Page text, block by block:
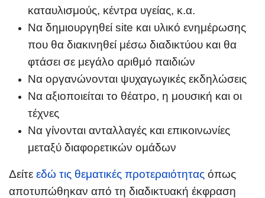
καταυλισμούς, κέντρα υγείας, κ.α.
Να δημιουργηθεί site και υλικό ενημέρωσης
που θα διακινηθεί μέσω διαδικτύου και θα
φτάσει σε μεγάλο αριθμό παιδιών
Να οργανώνονται ψυχαγωγικές εκδηλώσεις
Να αξιοποιείται το θέατρο, η μουσική και οι
τέχνες
Να γίνονται ανταλλαγές και επικοινωνίες
μεταξύ διαφορετικών ομάδων
Δείτε εδώ τις θεματικές προτεραιότητας όπως
αποτυπώθηκαν από τη διαδικτυακή έκφραση